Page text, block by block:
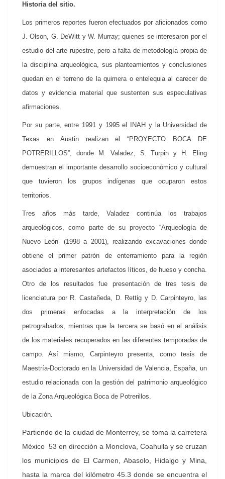
Historia del sitio.
Los primeros reportes fueron efectuados por aficionados como
J. Olson, G. DeWitt y W. Murray; quienes se interesaron por el
estudio del arte rupestre, pero a falta de metodología propia de
la disciplina arqueológica, sus planteamientos y conclusiones
quedan en el terreno de la quimera o entelequia al carecer de
datos y evidencia material que sustenten sus especulativas
afirmaciones.
Por su parte, entre 1991 y 1995 el INAH y la Universidad de
Texas en Austin realizan el “PROYECTO BOCA DE
POTRERILLOS”, donde M. Valadez, S. Turpin y H. Eling
demuestran el importante desarrollo socioeconómico y cultural
que tuvieron los grupos indígenas que ocuparon estos
territorios.
Tres años más tarde, Valadez continúa los trabajos
arqueológicos, como parte de su proyecto “Arqueología de
Nuevo León” (1998 a 2001), realizando excavaciones donde
obtiene el primer patrón de enterramiento para la región
asociados a interesantes artefactos líticos, de hueso y concha.
Otro de los resultados fue presentación de tres tesis de
licenciatura por R. Castañeda, D. Rettig y D. Carpinteyro, las
dos primeras enfocadas a la interpretación de los
petrograbados, mientras que la tercera se basó en el análisis
de los materiales recuperados en las diferentes temporadas de
campo. Así mismo, Carpinteyro presenta, como tesis de
Maestría-Doctorado en la Universidad de Valencia, España, un
estudio relacionada con la gestión del patrimonio arqueológico
de la Zona Arqueológica Boca de Potrerillos.
Ubicación.
Partiendo de la ciudad de Monterrey, se toma la carretera
México 53 en dirección a Monclova, Coahuila y se cruzan
los municipios de El Carmen, Abasolo, Hidalgo y Mina,
hasta la marca del kilómetro 45.3 donde se encuentra el